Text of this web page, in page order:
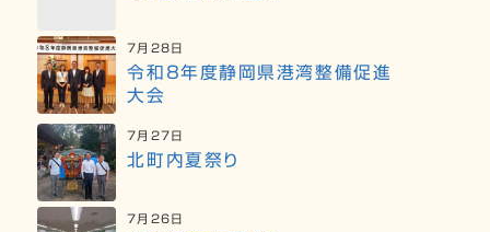
7月28日
令和8年度静岡県港湾整備促進
大会
7月27日
北町内夏祭り
7月26日